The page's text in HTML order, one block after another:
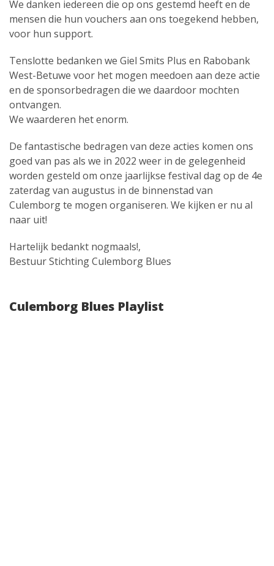
We danken iedereen die op ons gestemd heeft en de
mensen die hun vouchers aan ons toegekend hebben,
voor hun support.
Tenslotte bedanken we Giel Smits Plus en Rabobank
West-Betuwe voor het mogen meedoen aan deze actie
en de sponsorbedragen die we daardoor mochten
ontvangen.
We waarderen het enorm.
De fantastische bedragen van deze acties komen ons
goed van pas als we in 2022 weer in de gelegenheid
worden gesteld om onze jaarlijkse festival dag op de 4e
zaterdag van augustus in de binnenstad van
Culemborg te mogen organiseren. We kijken er nu al
naar uit!
Hartelijk bedankt nogmaals!,
Bestuur Stichting Culemborg Blues
Culemborg Blues Playlist